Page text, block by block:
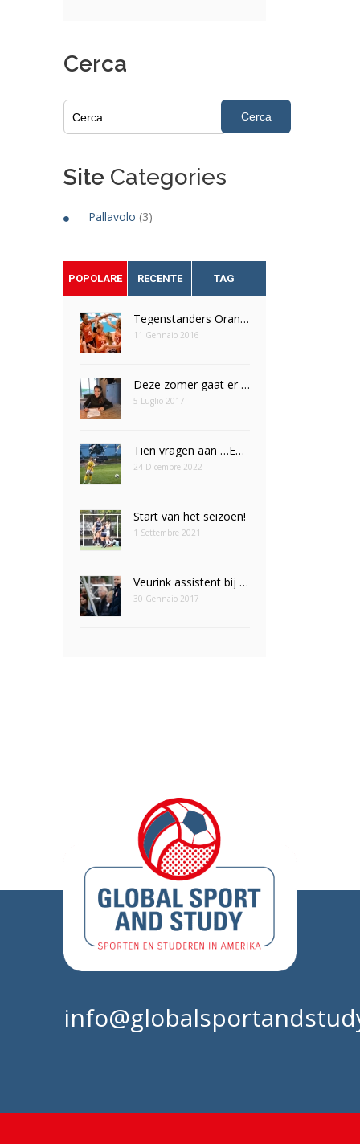
Cerca
Site Categories
Pallavolo (3)
POPOLARE RECENTE TAG
Tegenstanders Oranje dames OKT Tokio bekend
11 Gennaio 2016
Deze zomer gaat er een droom in vervulling voor Nomi Veldt
5 Luglio 2017
Tien vragen aan …Emily Eijpe
24 Dicembre 2022
Start van het seizoen!
1 Settembre 2021
Veurink assistent bij Leeuwinnen
30 Gennaio 2017